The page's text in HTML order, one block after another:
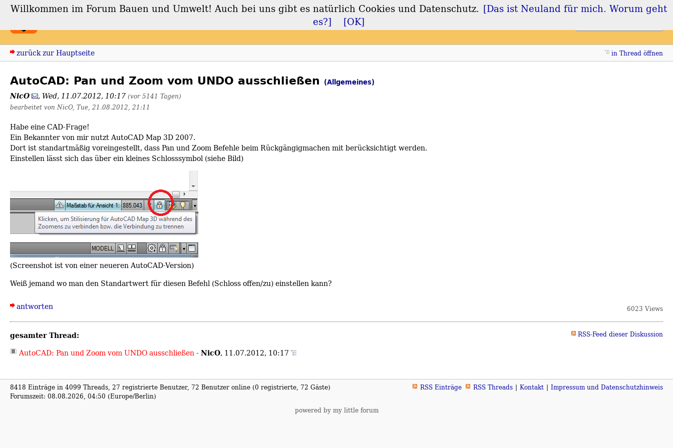
Forum Bauen und Umwelt Login Registrieren
zurück zur Hauptseite in Thread öffnen
AutoCAD: Pan und Zoom vom UNDO ausschließen (Allgemeines)
NicO , Wed, 11.07.2012, 10:17 (vor 5141 Tagen)
bearbeitet von NicO, Tue, 21.08.2012, 21:11
Habe eine CAD-Frage!
Ein Bekannter von mir nutzt AutoCAD Map 3D 2007.
Dort ist standartmäßig voreingestellt, dass Pan und Zoom Befehle beim Rückgängigmachen mit berücksichtigt werden.
Einstellen lässt sich das über ein kleines Schlosssymbol (siehe Bild)
(Screenshot ist von einer neueren AutoCAD-Version)
Weiß jemand wo man den Standartwert für diesen Befehl (Schloss offen/zu) einstellen kann?
antworten 6023 Views
gesamter Thread: RSS-Feed dieser Diskussion
AutoCAD: Pan und Zoom vom UNDO ausschließen- NicO, 11.07.2012, 10:17
8418 Einträge in 4099 Threads, 27 registrierte Benutzer, 72 Benutzer online (0 registrierte, 72 Gäste)
Forumszeit: 08.08.2026, 04:50 (Europe/Berlin)
RSS Einträge RSS Threads Kontakt Impressum und Datenschutzhinweis
powered by my little forum
Willkommen im Forum Bauen und Umwelt! Auch bei uns gibt es natürlich Cookies und Datenschutz. [Das ist Neuland für mich. Worum geht
es?]
[OK]